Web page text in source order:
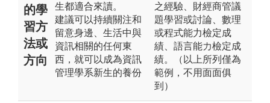
的學
習方
法或
方向
生都適合來讀。
建議可以持續關注和
留意身邊、生活中與
資訊相關的任何東
西，就可以成為資訊
管理學系新生的養份
之經驗、財經商管議
題學習或討論、數理
或程式能力檢定成
績、語言能力檢定成
績。（以上所列僅為
範例，不用面面俱
到）